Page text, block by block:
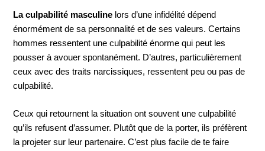
La culpabilité masculine lors d’une infidélité dépend
énormément de sa personnalité et de ses valeurs. Certains
hommes ressentent une culpabilité énorme qui peut les
pousser à avouer spontanément. D’autres, particulièrement
ceux avec des traits narcissiques, ressentent peu ou pas de
culpabilité.
Ceux qui retournent la situation ont souvent une culpabilité
qu’ils refusent d’assumer. Plutôt que de la porter, ils préfèrent
la projeter sur leur partenaire. C’est plus facile de te faire